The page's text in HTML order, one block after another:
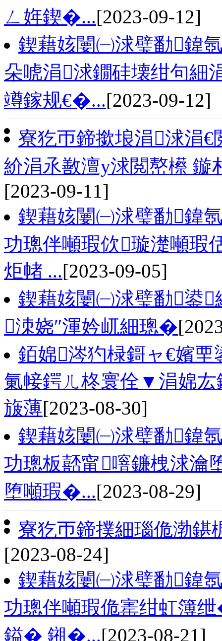
ㄥ姩鍥�...[2023-09-12]
鍥藉姟闄㈠浗璧勫鍏
朵唬涓浗鐗硅壊绀句細
竴鎵规€�...[2023-09-12]
寮犵帀鍗撳埌涓浗涓
紒涓氶敾澶у浗閲嶅櫒
[2023-09-11]
鍥藉姟闄㈠浗璧勫鍏
功璁伴噸瑕佽璇濋噸
炬帾 ...[2023-09-05]
鍥藉姟闄㈠浗璧勫鍙
洓娆″渾妗屼細璁�
銆婂涔犳椂鎶ャ€嬪
氭帹鍔ㄦ柊寰佺▼涓婂厷
旇薄[2023-08-30]
鍥藉姟闄㈠浗璧勫鍏
功璁板嚭甯噾鐮栧浗瀹
堕噸瑕�...[2023-08-29]
寮犵帀鍗撲細瑙佹渤鍖
[2023-08-24]
鍥藉姟闄㈠浗璧勫鍏
功璁伴噸瑕佹寚绀虹簿
鎰� 鎺�...[2023-08-21]